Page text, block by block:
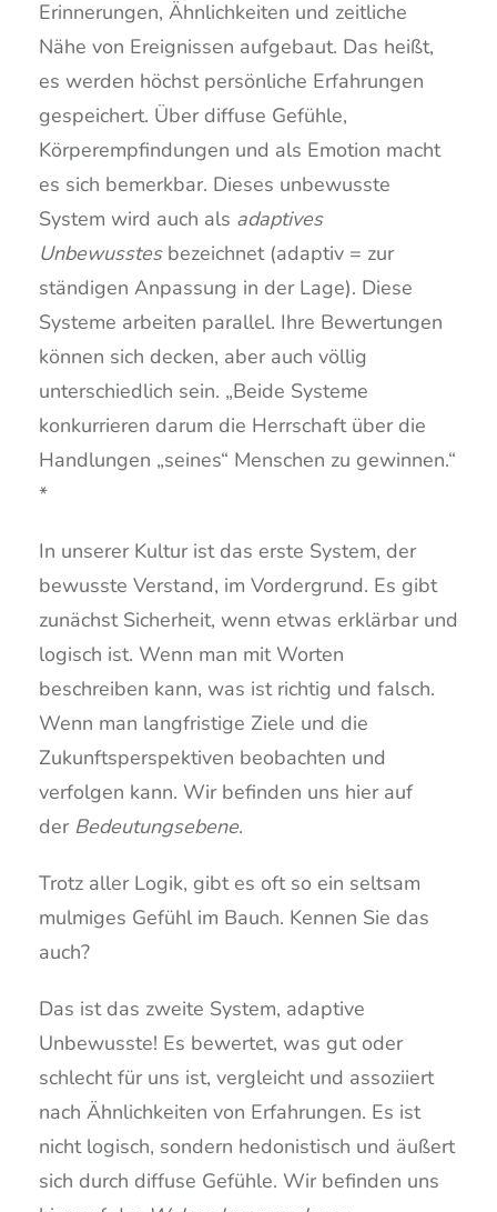
Erinnerungen, Ähnlichkeiten und zeitliche
Nähe von Ereignissen aufgebaut. Das heißt,
es werden höchst persönliche Erfahrungen
gespeichert. Über diffuse Gefühle,
Körperempfindungen und als Emotion macht
es sich bemerkbar. Dieses unbewusste
System wird auch als adaptives
Unbewusstesbezeichnet (adaptiv = zur
ständigen Anpassung in der Lage). Diese
Systeme arbeiten parallel. Ihre Bewertungen
können sich decken, aber auch völlig
unterschiedlich sein. „Beide Systeme
konkurrieren darum die Herrschaft über die
Handlungen „seines“ Menschen zu gewinnen.“
*
In unserer Kultur ist das erste System, der
bewusste Verstand, im Vordergrund. Es gibt
zunächst Sicherheit, wenn etwas erklärbar und
logisch ist. Wenn man mit Worten
beschreiben kann, was ist richtig und falsch.
Wenn man langfristige Ziele und die
Zukunftsperspektiven beobachten und
verfolgen kann. Wir befinden uns hier auf
der Bedeutungsebene.
Trotz aller Logik, gibt es oft so ein seltsam
mulmiges Gefühl im Bauch. Kennen Sie das
auch?
Das ist das zweite System, adaptive
Unbewusste! Es bewertet, was gut oder
schlecht für uns ist, vergleicht und assoziiert
nach Ähnlichkeiten von Erfahrungen. Es ist
nicht logisch, sondern hedonistisch und äußert
sich durch diffuse Gefühle. Wir befinden uns